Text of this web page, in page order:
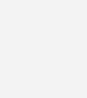
างคลินิก ได้มี
มีจิตแพทย์ดูแล
ทางจิตเวชอย่าง